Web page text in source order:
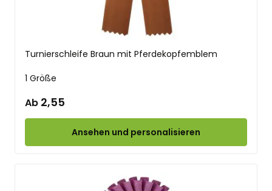
Turnierschleife Braun mit Pferdekopfemblem
1 Größe
Ab 2,55
Ansehen und personalisieren